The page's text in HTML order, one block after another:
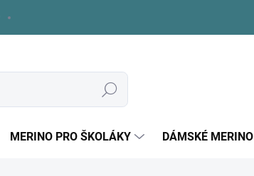
Hledat
MERINO PRO ŠKOLÁKY DÁMSKÉ MERINO